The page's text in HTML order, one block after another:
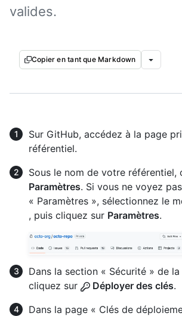
valides.
Copier en tant que Markdown
Sur GitHub, accédez à la page
référentiel.
Sous le nom de votre référentiel,
Paramètres. Si vous ne voyez
« Paramètres », sélectionnez le
, puis cliquez sur Paramètres.
Dans la section « Sécurité » de
cliquez sur
Déployer des clés.
Dans la page « Clés de